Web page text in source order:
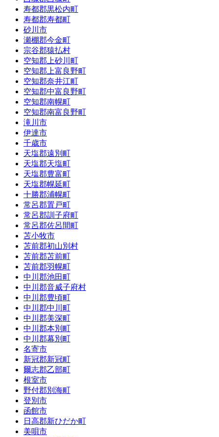
寿都郡黒松内町
寿都郡寿都町
砂川市
瀬棚郡今金町
宗谷郡猿払村
空知郡上砂川町
空知郡上富良野町
空知郡奈井江町
空知郡中富良野町
空知郡南幌町
空知郡南富良野町
滝川市
伊達市
千歳市
天塩郡遠別町
天塩郡天塩町
天塩郡豊富町
天塩郡幌延町
十勝郡浦幌町
常呂郡置戸町
常呂郡訓子府町
常呂郡佐呂間町
苫小牧市
苫前郡初山別村
苫前郡苫前町
苫前郡羽幌町
中川郡池田町
中川郡音威子府村
中川郡豊頃町
中川郡中川町
中川郡美深町
中川郡本別町
中川郡幕別町
名寄市
新冠郡新冠町
爾志郡乙部町
根室市
野付郡別海町
登別市
函館市
日高郡新ひだか町
美唄市